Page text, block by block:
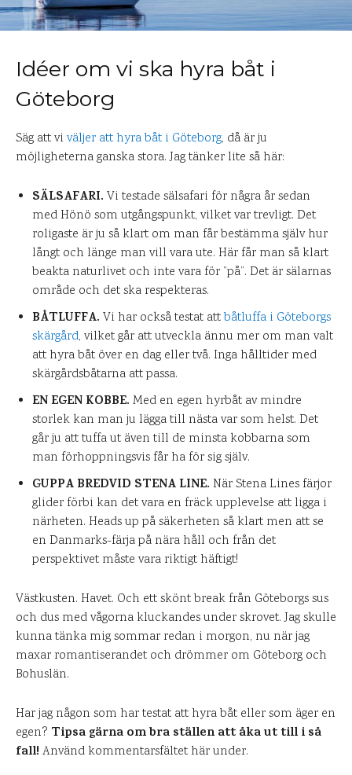
Idéer om vi ska hyra båt i
Göteborg
Säg att vi väljer att hyra båt i Göteborg, då är ju
möjligheterna ganska stora. Jag tänker lite så här:
SÄLSAFARI. Vi testade sälsafari för några år sedan
med Hönö som utgångspunkt, vilket var trevligt. Det
roligaste är ju så klart om man får bestämma själv hur
långt och länge man vill vara ute. Här får man så klart
beakta naturlivet och inte vara för ”på”. Det är sälarnas
område och det ska respekteras.
BÅTLUFFA. Vi har också testat attbåtluffa i Göteborgs
skärgård, vilket går att utveckla ännu mer om man valt
att hyra båt över en dag eller två. Inga hålltider med
skärgårdsbåtarna att passa.
EN EGEN KOBBE. Med en egen hyrbåt av mindre
storlek kan man ju lägga till nästa var som helst. Det
går ju att tuffa ut även till de minsta kobbarna som
man förhoppningsvis får ha för sig själv.
GUPPA BREDVID STENA LINE. När Stena Lines färjor
glider förbi kan det vara en fräck upplevelse att ligga i
närheten. Heads up på säkerheten så klart men att se
en Danmarks-färja på nära håll och från det
perspektivet måste vara riktigt häftigt!
Västkusten. Havet. Och ett skönt break från Göteborgs sus
och dus med vågorna kluckandes under skrovet. Jag skulle
kunna tänka mig sommar redan i morgon, nu när jag
maxar romantiserandet och drömmer om Göteborg och
Bohuslän.
Har jag någon som har testat att hyra båt eller som äger en
egen? Tipsa gärna om bra ställen att åka ut till i så
fall! Använd kommentarsfältet här under.